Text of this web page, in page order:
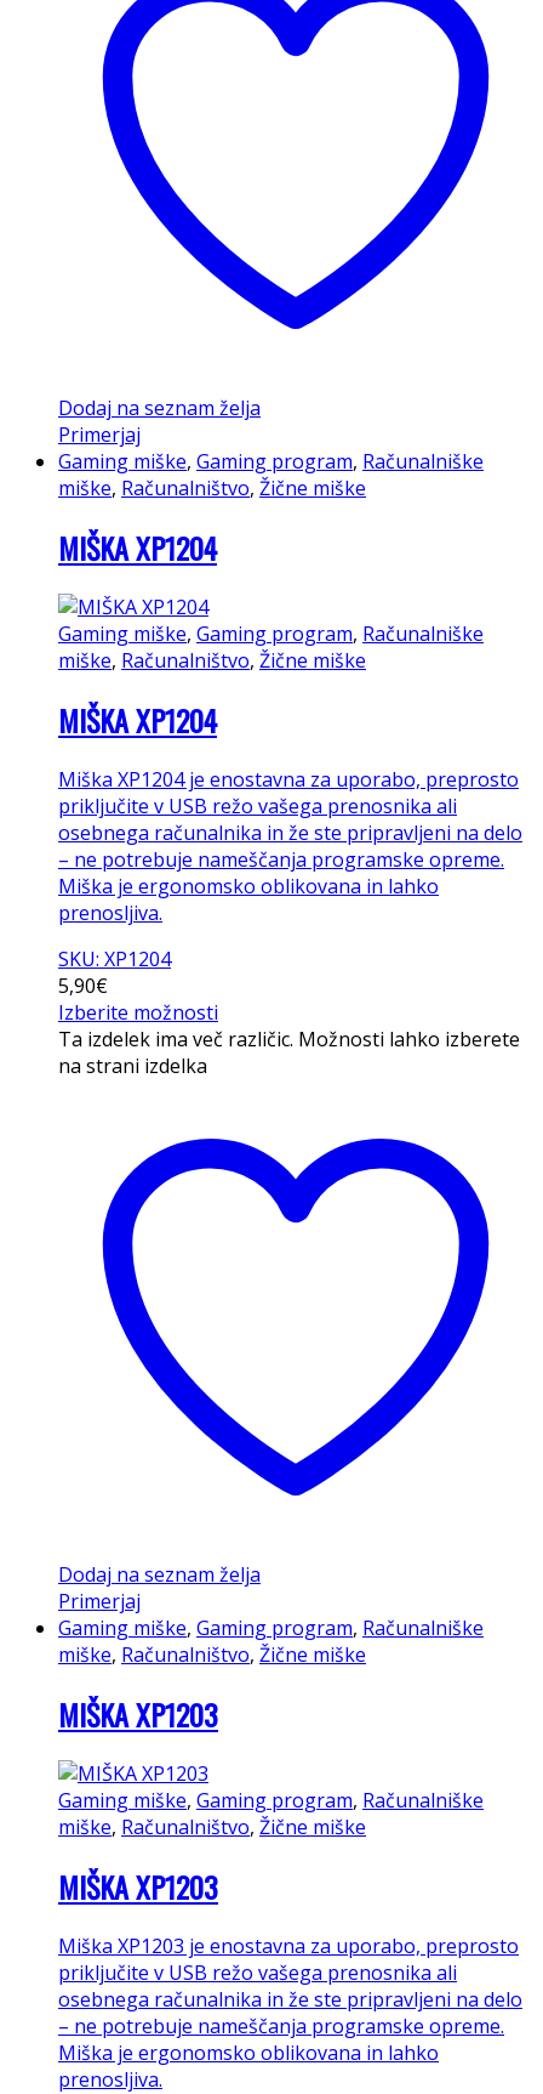
Dodaj na seznam želja
Primerjaj
Gaming miške, Gaming program, Računalniške
miške, Računalništvo, Žične miške
MIŠKA XP1204
Gaming miške, Gaming program, Računalniške
miške, Računalništvo, Žične miške
MIŠKA XP1204
Miška XP1204 je enostavna za uporabo, preprosto
priključite v USB režo vašega prenosnika ali
osebnega računalnika in že ste pripravljeni na delo
– ne potrebuje nameščanja programske opreme.
Miška je ergonomsko oblikovana in lahko
prenosljiva.
SKU: XP1204
5,90€
Izberite možnosti
Ta izdelek ima več različic. Možnosti lahko izberete
na strani izdelka
Dodaj na seznam želja
Primerjaj
Gaming miške, Gaming program, Računalniške
miške, Računalništvo, Žične miške
MIŠKA XP1203
Gaming miške, Gaming program, Računalniške
miške, Računalništvo, Žične miške
MIŠKA XP1203
Miška XP1203 je enostavna za uporabo, preprosto
priključite v USB režo vašega prenosnika ali
osebnega računalnika in že ste pripravljeni na delo
– ne potrebuje nameščanja programske opreme.
Miška je ergonomsko oblikovana in lahko
prenosljiva.